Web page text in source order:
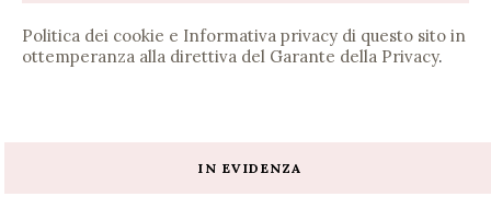
Politica dei cookie e Informativa privacy di questo sito in
ottemperanza alla direttiva del Garante della Privacy.
IN EVIDENZA